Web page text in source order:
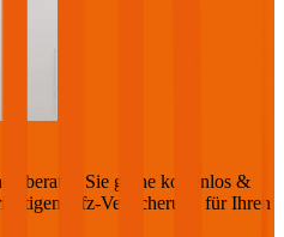
beraten Sie gerne kostenlos &
Kfz-Versicherung für Ihren